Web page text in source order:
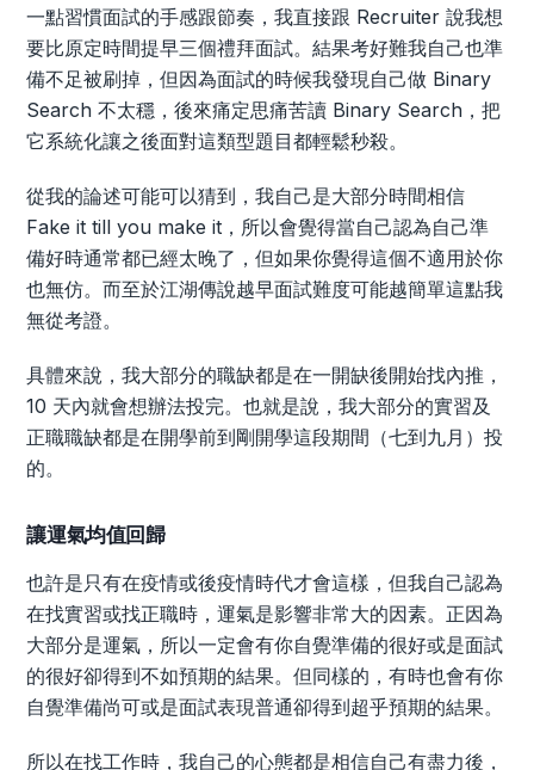
一點習慣面試的手感跟節奏，我直接跟 Recruiter 說我想
要比原定時間提早三個禮拜面試。結果考好難我自己也準
備不足被刷掉，但因為面試的時候我發現自己做 Binary
Search 不太穩，後來痛定思痛苦讀 Binary Search，把
它系統化讓之後面對這類型題目都輕鬆秒殺。
從我的論述可能可以猜到，我自己是大部分時間相信
Fake it till you make it，所以會覺得當自己認為自己準
備好時通常都已經太晚了，但如果你覺得這個不適用於你
也無仿。而至於江湖傳說越早面試難度可能越簡單這點我
無從考證。
具體來說，我大部分的職缺都是在一開缺後開始找內推，
10 天內就會想辦法投完。也就是說，我大部分的實習及
正職職缺都是在開學前到剛開學這段期間（七到九月）投
的。
讓運氣均值回歸
也許是只有在疫情或後疫情時代才會這樣，但我自己認為
在找實習或找正職時，運氣是影響非常大的因素。正因為
大部分是運氣，所以一定會有你自覺準備的很好或是面試
的很好卻得到不如預期的結果。但同樣的，有時也會有你
自覺準備尚可或是面試表現普通卻得到超乎預期的結果。
所以在找工作時，我自己的心態都是相信自己有盡力後，